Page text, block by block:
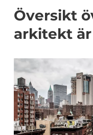
Översikt
arkitekt är